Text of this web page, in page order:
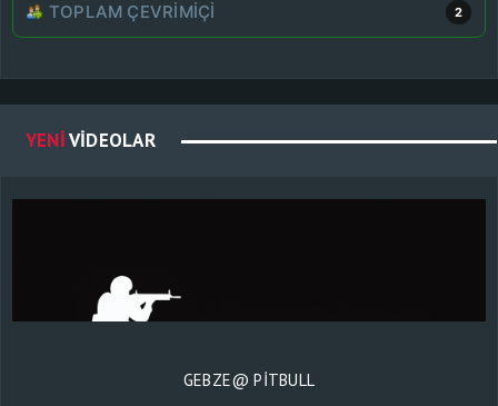
TOPLAM ÇEVRIMIÇI 2
YENIVIDEOLAR
GEBZE@ PİTBULL